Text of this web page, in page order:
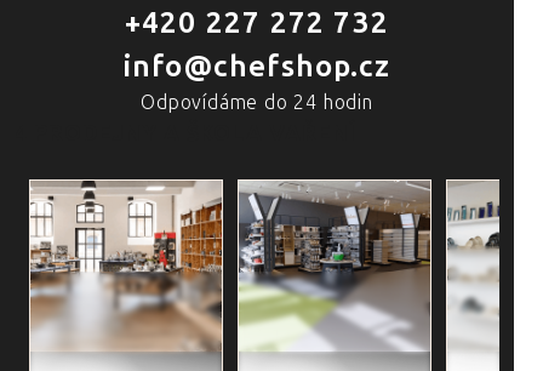
+420 227 272 732
info@chefshop.cz
Odpovídáme do 24 hodin